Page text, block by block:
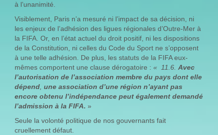
à l’unanimité.
Visiblement, Paris n’a mesuré ni l’impact de sa décision, ni
les enjeux de l’adhésion des ligues régionales d’Outre-Mer à
la FIFA. Or, en l’état actuel du droit positif, ni les dispositions
de la Constitution, ni celles du Code du Sport ne s’opposent
à une telle adhésion. De plus, les statuts de la FIFA eux-
mêmes comportent une clause dérogatoire : « 11.6. Avec
l’autorisation de l’association membre du pays dont elle
dépend, une association d’une région n’ayant pas
encore obtenu l’indépendance peut également demandé
l’admission à la FIFA. »
Seule la volonté politique de nos gouvernants fait
cruellement défaut.